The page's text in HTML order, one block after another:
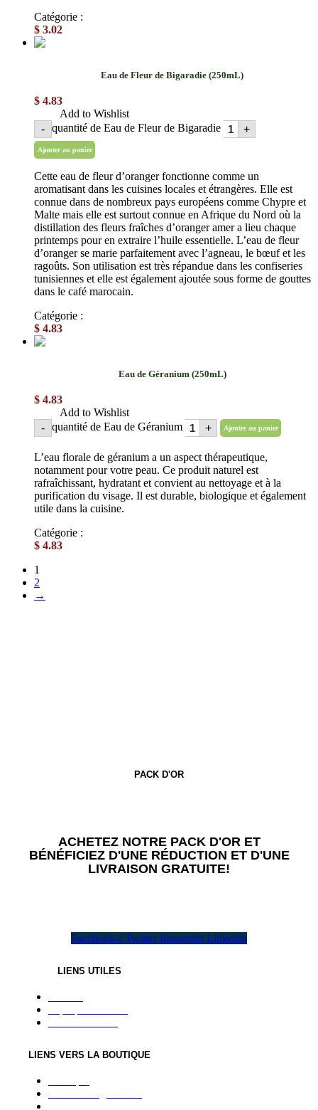
Catégorie :
$ 3.02
Eau de Fleur de Bigaradie (250mL)
$ 4.83
Add to Wishlist
- quantité de Eau de Fleur de Bigaradie +
Ajouter au panier
Cette eau de fleur d’oranger fonctionne comme un
aromatisant dans les cuisines locales et étrangères. Elle est
connue dans de nombreux pays européens comme Chypre et
Malte mais elle est surtout connue en Afrique du Nord où la
distillation des fleurs fraîches d’oranger amer a lieu chaque
printemps pour en extraire l’huile essentielle. L’eau de fleur
d’oranger se marie parfaitement avec l’agneau, le bœuf et les
ragoûts. Son utilisation est très répandue dans les confiseries
tunisiennes et elle est également ajoutée sous forme de gouttes
dans le café marocain.
Catégorie :
$ 4.83
Eau de Géranium (250mL)
$ 4.83
Add to Wishlist
- quantité de Eau de Géranium + Ajouter au panier
L’eau florale de géranium a un aspect thérapeutique,
notamment pour votre peau. Ce produit naturel est
rafraîchissant, hydratant et convient au nettoyage et à la
purification du visage. Il est durable, biologique et également
utile dans la cuisine.
Catégorie :
$ 4.83
1
2
→
PACK D'OR
ACHETEZ NOTRE PACK D'OR ET
BÉNÉFICIEZ D'UNE RÉDUCTION ET D'UNE
LIVRAISON GRATUITE!
Facebook-f Twitter Instagram Linkedin
LIENS UTILES
LIENS VERS LA BOUTIQUE